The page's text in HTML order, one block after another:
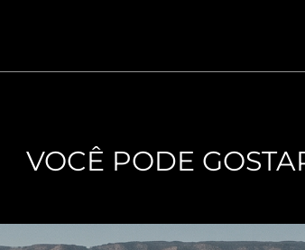
VOCÊ PODE